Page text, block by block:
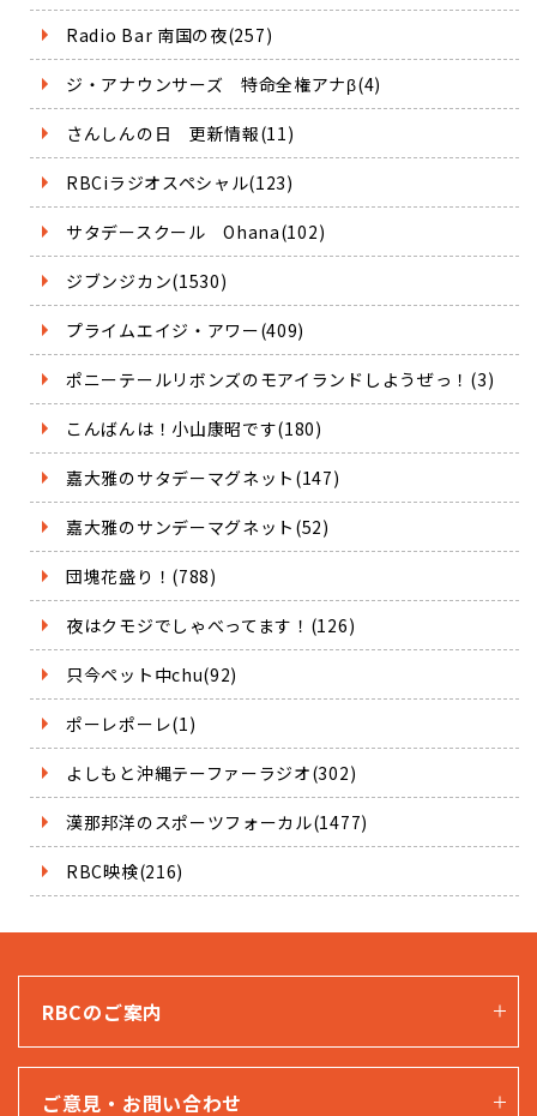
Radio Bar 南国の夜(257)
ジ・アナウンサーズ 特命全権アナβ(4)
さんしんの日 更新情報(11)
RBCiラジオスペシャル(123)
サタデースクール Ohana(102)
ジブンジカン(1530)
プライムエイジ・アワー(409)
ポニーテールリボンズのモアイランドしようぜっ！(3)
こんばんは！小山康昭です(180)
嘉大雅のサタデーマグネット(147)
嘉大雅のサンデーマグネット(52)
団塊花盛り！(788)
夜はクモジでしゃべってます！(126)
只今ペット中chu(92)
ポーレポーレ(1)
よしもと沖縄テーファーラジオ(302)
漢那邦洋のスポーツフォーカル(1477)
RBC映検(216)
RBCのご案内
ご意見・お問い合わせ